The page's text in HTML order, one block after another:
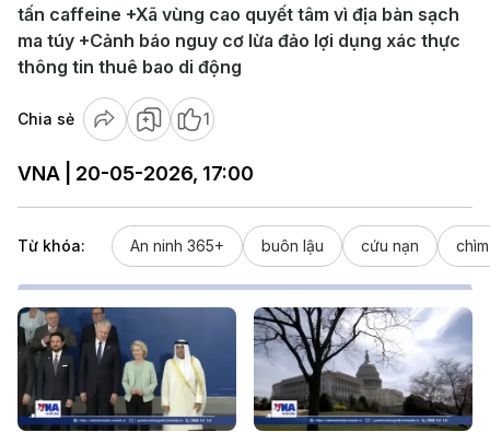
tấn caffeine +Xã vùng cao quyết tâm vì địa bàn sạch
ma túy +Cảnh báo nguy cơ lừa đảo lợi dụng xác thực
thông tin thuê bao di động
Chia sẻ 1
VNA | 20-05-2026, 17:00
Từ khóa: An ninh 365+ buôn lậu cứu nạn